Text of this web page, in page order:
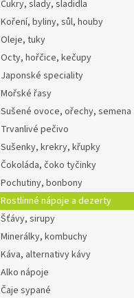
Cukry, slady, sladidla
Koření, byliny, sůl, houby
Oleje, tuky
Octy, hořčice, kečupy
Japonské speciality
Mořské řasy
Sušené ovoce, ořechy, semena
Trvanlivé pečivo
Sušenky, krekry, křupky
Čokoláda, čoko tyčinky
Pochutiny, bonbony
Rostlinné nápoje a dezerty
Šťávy, sirupy
Minerálky, kombuchy
Káva, alternativy kávy
Alko nápoje
Čaje sypané